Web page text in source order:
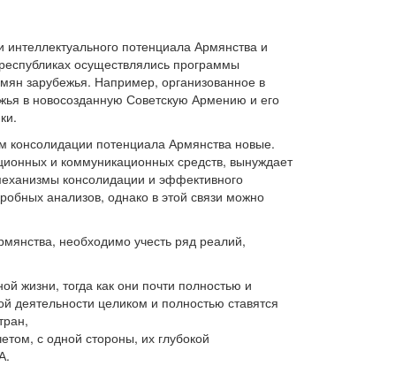
потенциала Армянства и
осуществлялись программы
зарубежья. Например, организованное в
в новосозданную Советскую Армению и его
потенциала Армянства новые.
и коммуникационных средств, вынуждает
консолидации и эффективного
анализов, однако в этой связи можно
необходимо учесть ряд реалий,
жизни, тогда как они почти полностью и
деятельности целиком и полностью ставятся
с одной стороны, их глубокой